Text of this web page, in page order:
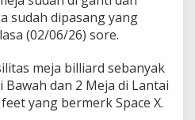
sudah dipasang yang
(02/06/26) sore.
meja billiard sebanyak
Bawah dan 2 Meja di Lantai
yang bermerk Space X.